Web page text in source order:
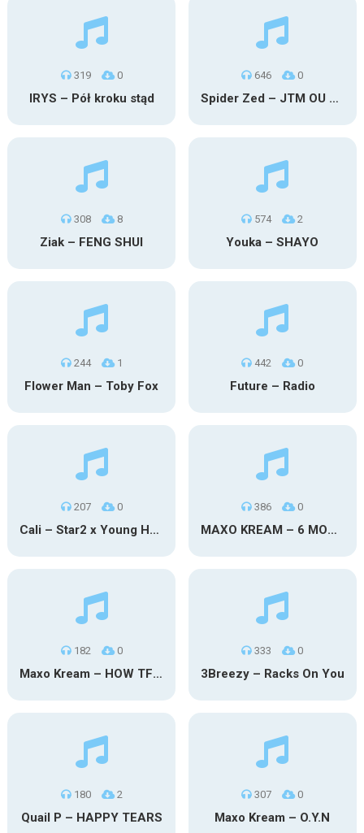
319 0
IRYS – Pół kroku stąd
646 0
Spider Zed – JTM OU TG
308 8
Ziak – FENG SHUI
574 2
Youka – SHAYO
244 1
Flower Man – Toby Fox
442 0
Future – Radio
207 0
Cali – Star2 x Young Henny
386 0
MAXO KREAM – 6 MONTHS CLEAN
182 0
Maxo Kream – HOW TF I’M LUCKY
333 0
3Breezy – Racks On You
180 2
Quail P – HAPPY TEARS
307 0
Maxo Kream – O.Y.N